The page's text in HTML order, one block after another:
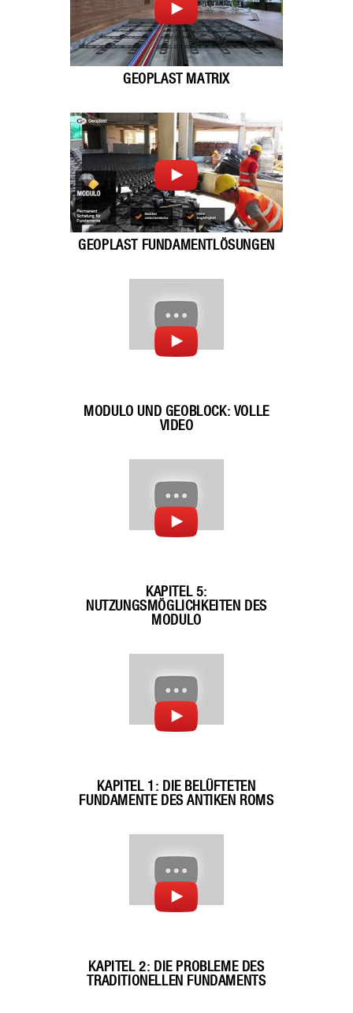
GEOPLAST MATRIX
GEOPLAST FUNDAMENTLÖSUNGEN
MODULO UND GEOBLOCK: VOLLE
VIDEO
KAPITEL 5:
NUTZUNGSMÖGLICHKEITEN DES
MODULO
KAPITEL 1: DIE BELÜFTETEN
FUNDAMENTE DES ANTIKEN ROMS
KAPITEL 2: DIE PROBLEME DES
TRADITIONELLEN FUNDAMENTS